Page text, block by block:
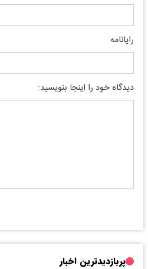
رایانامه
دیدگاه خود را اینجا بنویسید:
پربازدیدترین اخبار